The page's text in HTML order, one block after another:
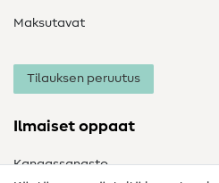
Maksutavat
Tilauksen peruutus
Ilmaiset oppaat
Kangassanasto